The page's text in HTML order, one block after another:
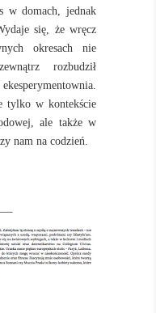
w domach, jednak
się, że wręcz
okresach nie
rozbudził
tylko w kontekście
ale także w
nam na codzień.